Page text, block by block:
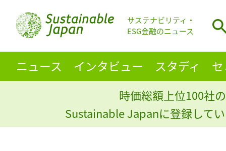
サステナビリティ・
ESG金融のニュース
ニュース インタビュー スタディ
時価総額上位100社
Sustainable Japanに登録して